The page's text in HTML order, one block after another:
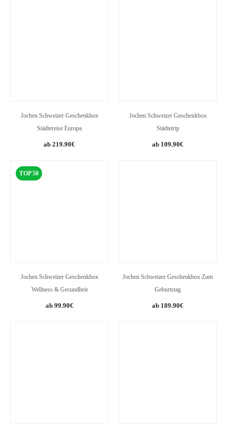
Jochen Schweizer Geschenkbox
Städtereise Europa
219.90€
Jochen Schweizer Geschenkbox
Städtetrip
109.90€
TOP 50
Jochen Schweizer Geschenkbox
Wellness & Gesundheit
99.90€
Jochen Schweizer Geschenkbox Zum
Geburtstag
189.90€